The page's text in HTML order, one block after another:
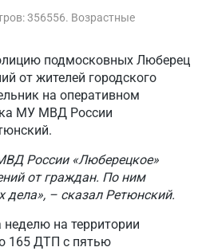
356556. Возрастные
подмосковных Люберец
от жителей городского
на оперативном
МУ МВД России
России «Люберецкое»
от граждан. По ним
дела», – сказал Ретюнский.
на территории
165 ДТП с пятью